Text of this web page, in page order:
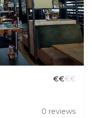
€€€€
0 reviews